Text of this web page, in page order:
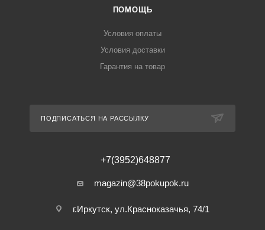
ПОМОЩЬ
Условия оплаты
Условия доставки
Гарантия на товар
ПОДПИСАТЬСЯ НА РАССЫЛКУ
+7(3952)648877
magazin@38pokupok.ru
г.Иркутск, ул.Красноказачья, 74/1